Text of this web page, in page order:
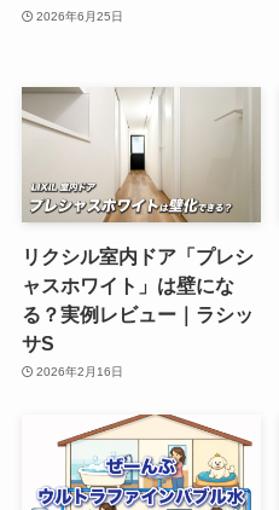
2026年6月25日
リクシル室内ドア「プレシ
ャスホワイト」は壁にな
る？実例レビュー｜ラシッ
サS
2026年2月16日